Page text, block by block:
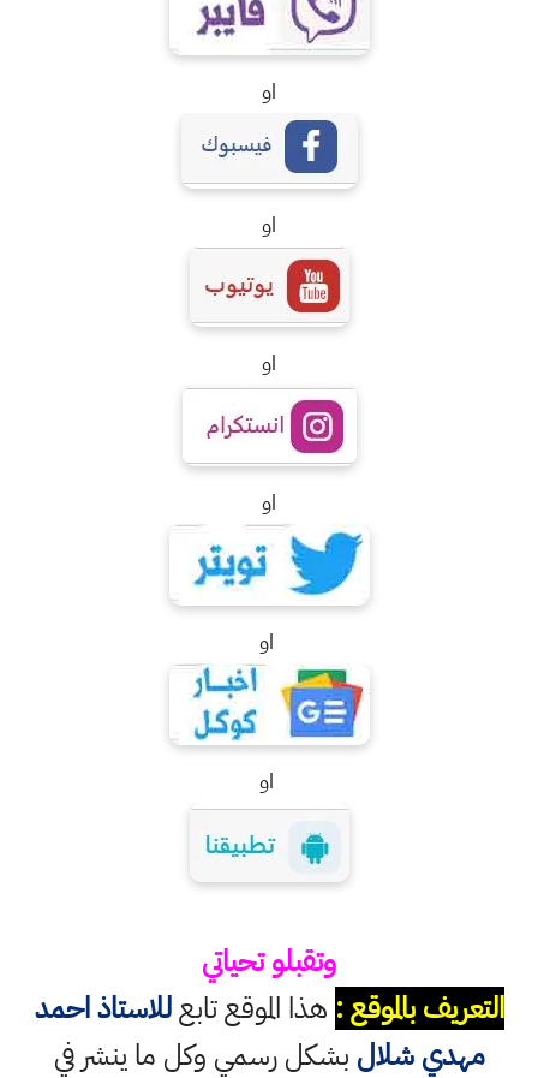
او
او
او
او
او
او
وتقبلو تحياتي
التعريف بالموقع : هذا الموقع تابعللاستاذ احمد
مهدي شلال بشكل رسمي وكل ما ينشر في